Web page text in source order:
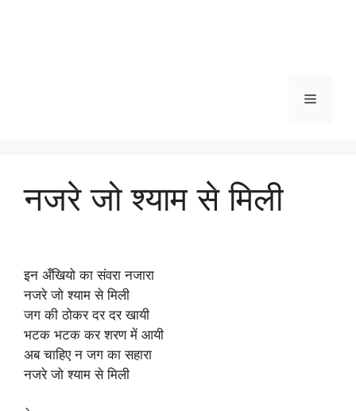
Menu
नजरे जो श्याम से मिली
इन अँखियो का संवरा नजारा
नजरे जो श्याम से मिली
जग की ठोकर दर दर खायी
भटक भटक कर शरण में आयी
अब चाहिए न जग का सहारा
नजरे जो श्याम से मिली